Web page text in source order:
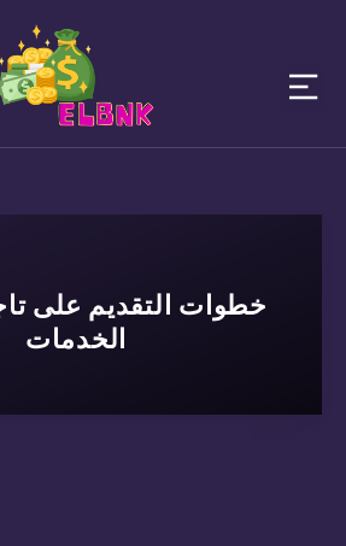
خطوات التقديم على
الخدمات